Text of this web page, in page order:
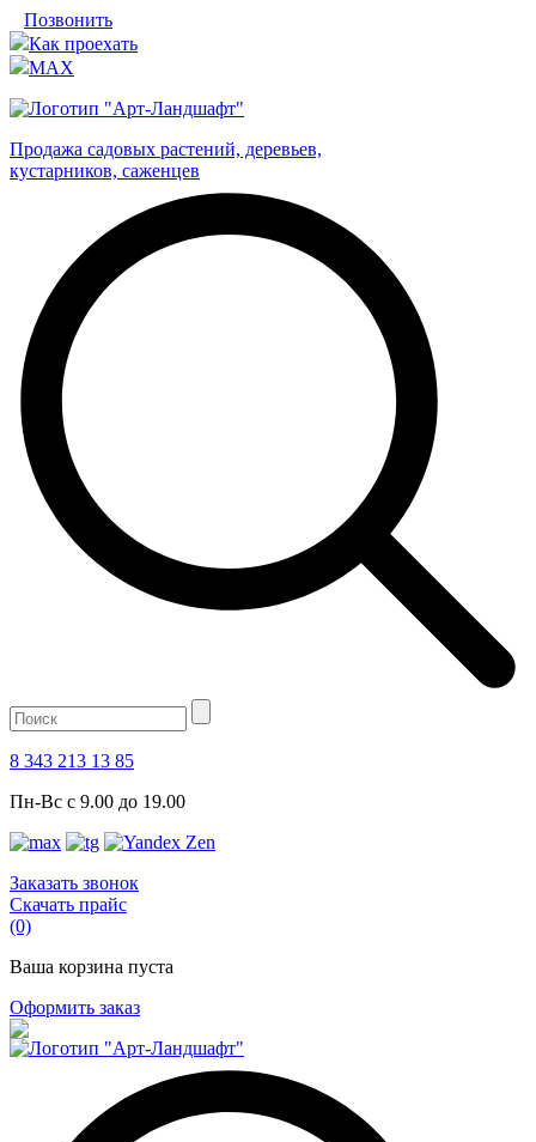
Позвонить
Как проехать
MAX
Продажа садовых растений, деревьев,
кустарников, саженцев
8 343 213 13 85
Пн-Вс с 9.00 до 19.00
Заказать звонок
Скачать прайс
(0)
Ваша корзина пуста
Оформить заказ